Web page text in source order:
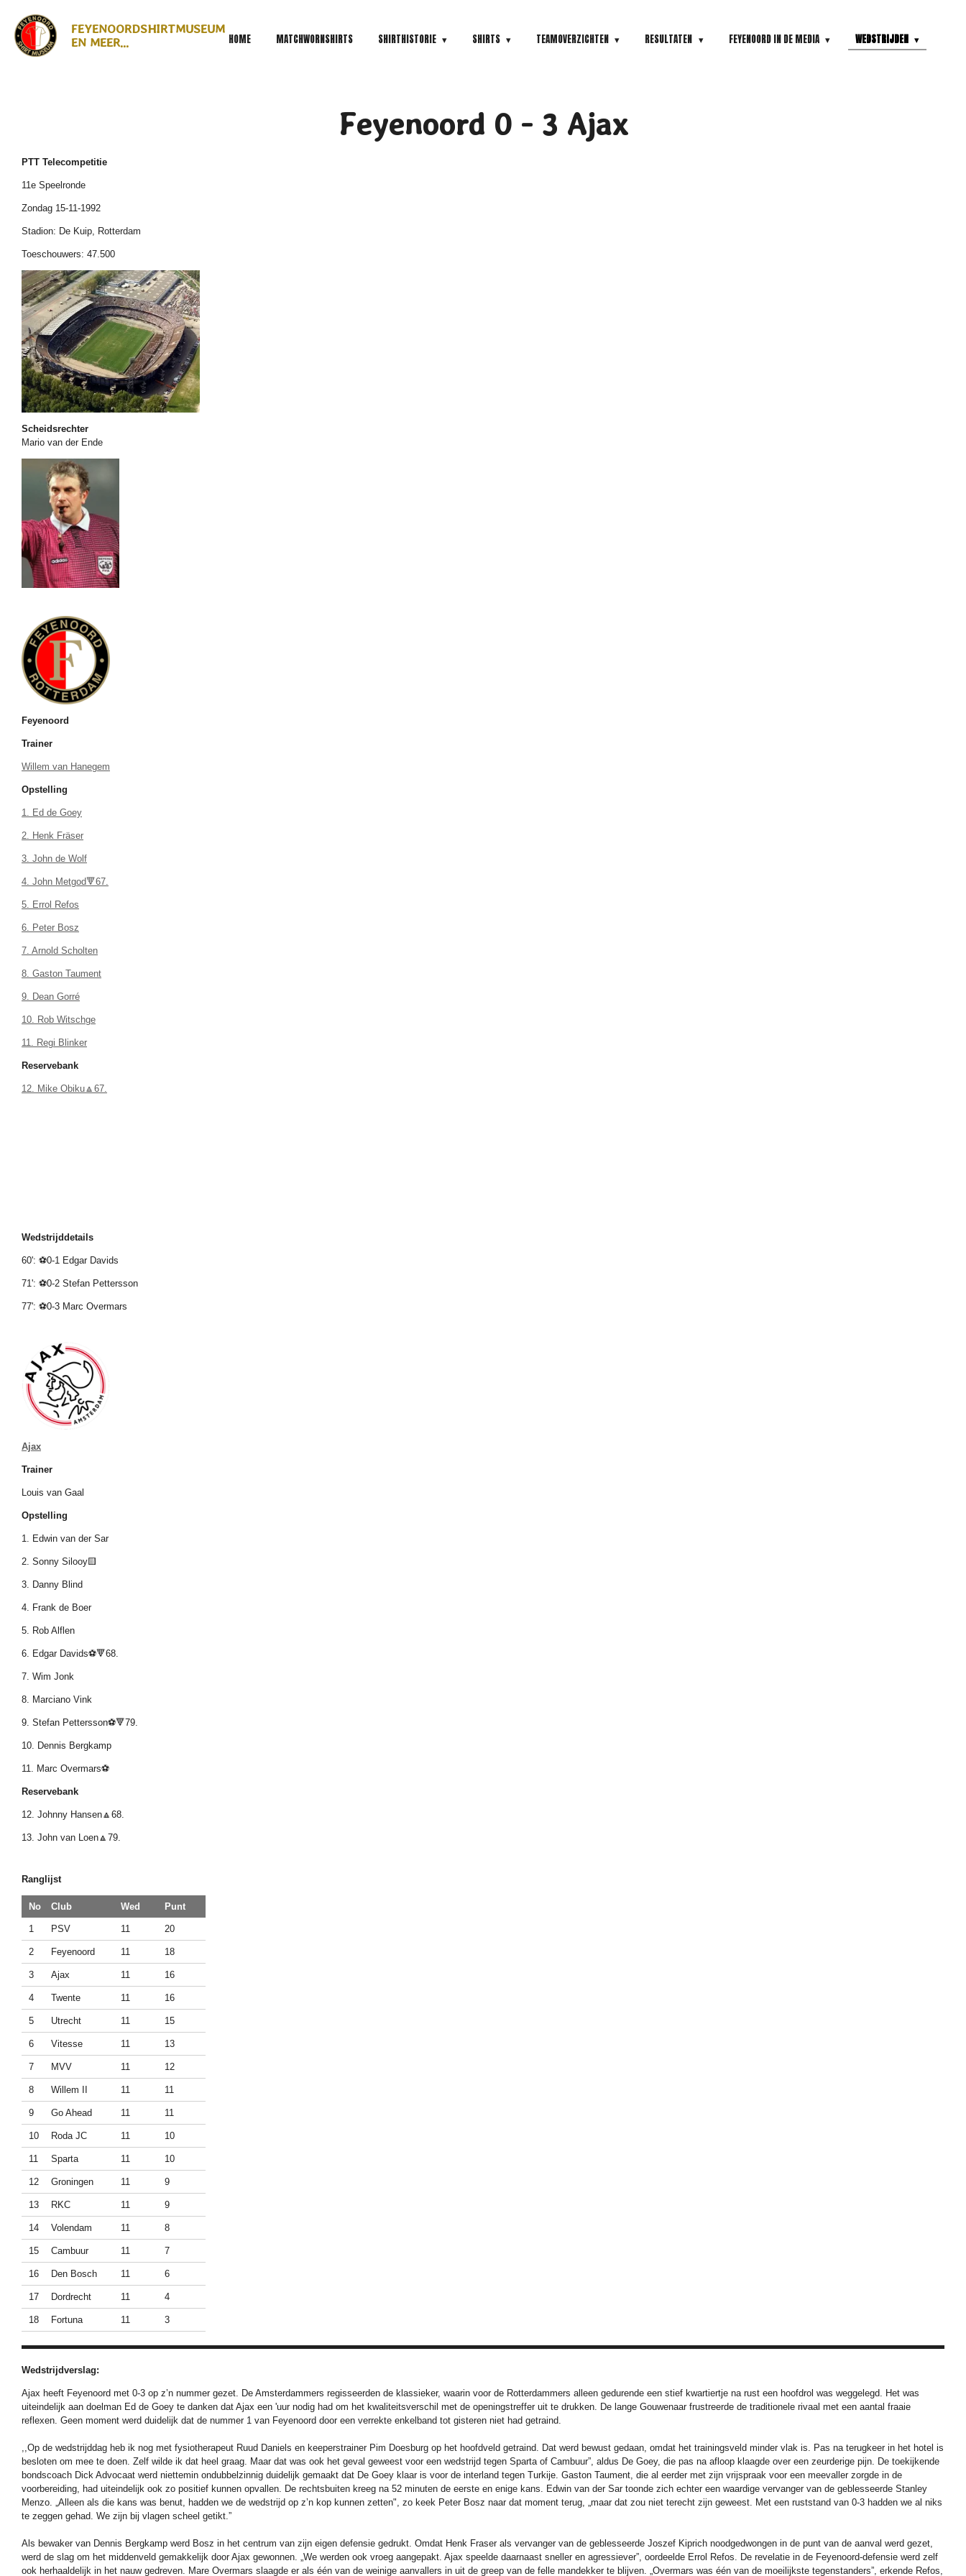
direct
naar
FEYENOORDSHIRTMUSEUM
EN MEER...
HOME MATCHWORNSHIRTS SHIRTHISTORIE SHIRTS TEAMOVERZICHTEN RESULTATEN FEYENOORD IN DE MEDIA WEDSTRIJDEN
Feyenoord 0 - 3 Ajax
PTT Telecompetitie
11e Speelronde
Zondag 15-11-1992
Stadion: De Kuip, Rotterdam
Toeschouwers: 47.500
Scheidsrechter
Mario van der Ende
Feyenoord
Trainer
Willem van Hanegem
Opstelling
1. Ed de Goey
2. Henk Fräser
3. John de Wolf
4. John Metgod🔻67.
5. Errol Refos
6. Peter Bosz
7. Arnold Scholten
8. Gaston Taument
9. Dean Gorré
10. Rob Witschge
11. Regi Blinker
Reservebank
12. Mike Obiku🔼67.
Wedstrijddetails
60': ⚽0-1 Edgar Davids
71': ⚽0-2 Stefan Pettersson
77': ⚽0-3 Marc Overmars
Ajax
Trainer
Louis van Gaal
Opstelling
1. Edwin van der Sar
2. Sonny Silooy🟨
3. Danny Blind
4. Frank de Boer
5. Rob Alflen
6. Edgar Davids⚽🔻68.
7. Wim Jonk
8. Marciano Vink
9. Stefan Pettersson⚽🔻79.
10. Dennis Bergkamp
11. Marc Overmars⚽
Reservebank
12. Johnny Hansen🔼68.
13. John van Loen🔼79.
Ranglijst
No Club Wed Punt
1 PSV 11 20
2 Feyenoord 11 18
3 Ajax 11 16
4 Twente 11 16
5 Utrecht 11 15
6 Vitesse 11 13
7 MVV 11 12
8 Willem II 11 11
9 Go Ahead 11 11
10 Roda JC 11 10
11 Sparta 11 10
12 Groningen 11 9
13 RKC 11 9
14 Volendam 11 8
15 Cambuur 11 7
16 Den Bosch 11 6
17 Dordrecht 11 4
18 Fortuna 11 3
Wedstrijdverslag:
Ajax heeft Feyenoord met 0-3 op z’n nummer gezet. De Amsterdammers regisseerden de klassieker, waarin voor de Rotterdammers alleen gedurende een stief kwartiertje na rust een hoofdrol was weggelegd. Het was
uiteindelijk aan doelman Ed de Goey te danken dat Ajax een 'uur nodig had om het kwaliteitsverschil met de openingstreffer uit te drukken. De lange Gouwenaar frustreerde de traditionele rivaal met een aantal fraaie
reflexen. Geen moment werd duidelijk dat de nummer 1 van Feyenoord door een verrekte enkelband tot gisteren niet had getraind.
,,Op de wedstrijddag heb ik nog met fysiotherapeut Ruud Daniels en keeperstrainer Pim Doesburg op het hoofdveld getraind. Dat werd bewust gedaan, omdat het trainingsveld minder vlak is. Pas na terugkeer in het hotel is
besloten om mee te doen. Zelf wilde ik dat heel graag. Maar dat was ook het geval geweest voor een wedstrijd tegen Sparta of Cambuur”, aldus De Goey, die pas na afloop klaagde over een zeurderige pijn. De toekijkende
bondscoach Dick Advocaat werd niettemin ondubbelzinnig duidelijk gemaakt dat De Goey klaar is voor de interland tegen Turkije. Gaston Taument, die al eerder met zijn vrijspraak voor een meevaller zorgde in de
voorbereiding, had uiteindelijk ook zo positief kunnen opvallen. De rechtsbuiten kreeg na 52 minuten de eerste en enige kans. Edwin van der Sar toonde zich echter een waardige vervanger van de geblesseerde Stanley
Menzo. „Alleen als die kans was benut, hadden we de wedstrijd op z’n kop kunnen zetten", zo keek Peter Bosz naar dat moment terug, „maar dat zou niet terecht zijn geweest. Met een ruststand van 0-3 hadden we al niks
te zeggen gehad. We zijn bij vlagen scheel getikt.”
Als bewaker van Dennis Bergkamp werd Bosz in het centrum van zijn eigen defensie gedrukt. Omdat Henk Fraser als vervanger van de geblesseerde Joszef Kiprich noodgedwongen in de punt van de aanval werd gezet,
werd de slag om het middenveld gemakkelijk door Ajax gewonnen. „We werden ook vroeg aangepakt. Ajax speelde daarnaast sneller en agressiever”, oordeelde Errol Refos. De revelatie in de Feyenoord-defensie werd zelf
ook herhaaldelijk in het nauw gedreven. Mare Overmars slaagde er als één van de weinige aanvallers in uit de greep van de felle mandekker te blijven. „Overmars was één van de moeilijkste tegenstanders”, erkende Refos,